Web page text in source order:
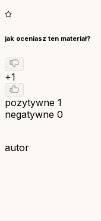
jak oceniasz ten materiał?
+1
pozytywne 1
negatywne 0
autor